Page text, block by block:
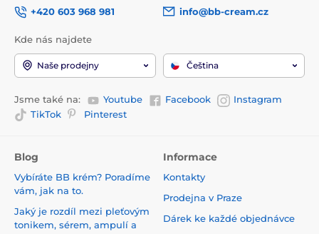
+420 603 968 981
info@bb-cream.cz
Kde nás najdete
Naše prodejny Čeština
Jsme také na: Youtube Facebook
Instagram
TikTok
Pinterest
Blog
Vybíráte BB krém? Poradíme
vám, jak na to.
Jaký je rozdíl mezi pleťovým
tonikem, sérem, ampulí a
Informace
Kontakty
Prodejna v Praze
Dárek ke každé objednávce